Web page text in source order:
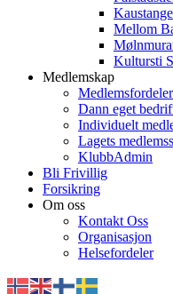
Mellom
Kultursti
Medlemskap
Medlemsfordeler
Dann eget
Individuelt
Lagets
KlubbAdmin
Bli Frivillig
Forsikring
Om oss
Kontakt Oss
Organisasjon
Helsefordeler